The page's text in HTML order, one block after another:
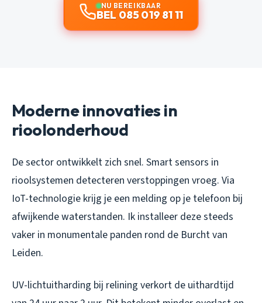
NU BEREIKBAAR
BEL 085 019 81 11
Moderne innovaties in
rioolonderhoud
De sector ontwikkelt zich snel. Smart sensors in
rioolsystemen detecteren verstoppingen vroeg. Via
IoT-technologie krijg je een melding op je telefoon bij
afwijkende waterstanden. Ik installeer deze steeds
vaker in monumentale panden rond de Burcht van
Leiden.
UV-lichtuitharding bij relining verkort de uithardtijd